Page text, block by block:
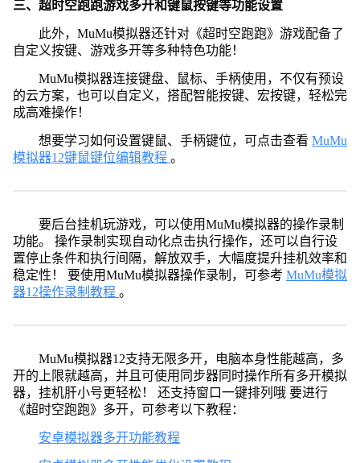
三、超时空跑跑游戏多开和键鼠按键等功能设置
此外，MuMu模拟器还针对《超时空跑跑》游戏配备了
自定义按键、游戏多开等多种特色功能！
MuMu模拟器连接键盘、鼠标、手柄使用，不仅有预设
的云方案，也可以自定义，搭配智能按键、宏按键，轻松完
成高难操作！
想要学习如何设置键鼠、手柄键位，可点击查看 MuMu
模拟器12键鼠键位编辑教程 。
要后台挂机玩游戏，可以使用MuMu模拟器的操作录制
功能。 操作录制实现自动化点击执行操作，还可以自行设
置停止条件和执行间隔，解放双手，大幅度提升挂机效率和
稳定性！ 要使用MuMu模拟器操作录制，可参考 MuMu模拟
器12操作录制教程 。
MuMu模拟器12支持无限多开，电脑本身性能越高，多
开的上限就越高，并且可使用同步器同时操作所有多开模拟
器，挂机肝小号更轻松！ 还支持窗口一键排列哦 要进行
《超时空跑跑》多开，可参考以下教程：
安卓模拟器多开功能教程